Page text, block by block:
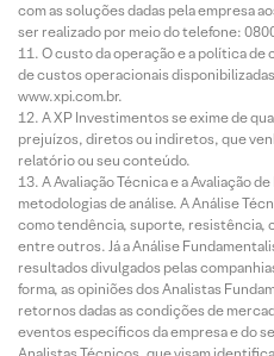
com as soluções dadas pela empresa
ser realizado por meio do telefone:
O custo da operação e a política
de custos operacionais
www.xpi.com.br.
A XP Investimentos se exime de
prejuízos, diretos ou indiretos, que
relatório ou seu conteúdo.
A Avaliação Técnica e a Avaliação
metodologias de análise. A Análise
como tendência, suporte, resistência,
entre outros. Já a Análise
resultados divulgados pelas
forma, as opiniões dos Analistas
retornos dadas as condições de
eventos específicos da empresa e do